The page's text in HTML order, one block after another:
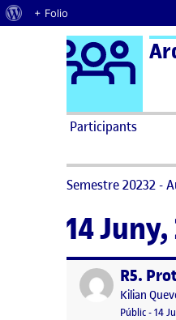
Quant al WordPress
+ Folio
Saltar al contingut
Participants
Semestre 20232 -
14
Publicat per
Publicat per
Kilian
Visibilitat:
Públic-14